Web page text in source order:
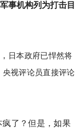
事机构列为打击目
日本政府已悍然将
视评论员直接评论
了？但是，如果